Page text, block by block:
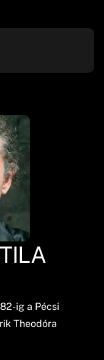
ig a Pécsi
Theodóra